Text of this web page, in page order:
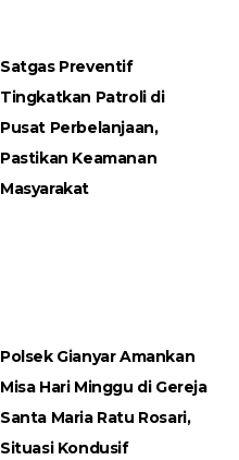
Satgas Preventif
Tingkatkan Patroli di
Pusat Perbelanjaan,
Pastikan Keamanan
Masyarakat
Polsek Gianyar Amankan
Misa Hari Minggu di Gereja
Santa Maria Ratu Rosari,
Situasi Kondusif